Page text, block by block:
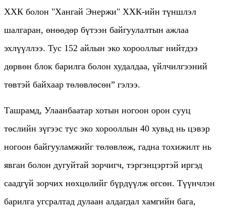
ХХК болон "Хангай Энержи" ХХК-ийн түншлэл
шалгаран, өнөөдөр бүтээн байгуулалтын ажлаа
эхлүүллээ. Тус 152 айлын эко хорооллыг нийтдээ
дөрвөн блок барилга болон худалдаа, үйлчилгээний
төвтэй байхаар төлөвлөсөн” гэлээ.
Ташрамд, Улаанбаатар хотын ногоон орон сууц
төслийн зүгээс тус эко хорооллын 40 хувьд нь цэвэр
ногоон байгууламжийг төлөвлөж, гадна тохижилт нь
явган болон дугуйтай зорчигч, тэргэнцэртэй иргэд
саадгүй зорчих нөхцөлийг бүрдүүлж өгсөн. Түүнчлэн
барилга угсралтад дулаан алдагдал хамгийн бага,